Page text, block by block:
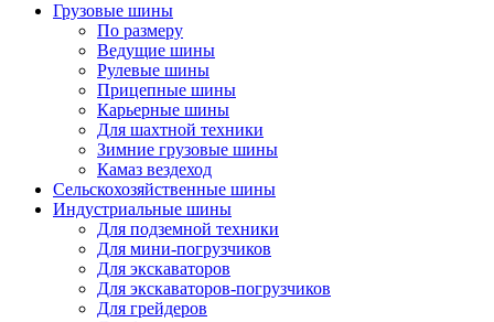
Грузовые шины
По размеру
Ведущие шины
Рулевые шины
Прицепные шины
Карьерные шины
Для шахтной техники
Зимние грузовые шины
Камаз вездеход
Сельскохозяйственные шины
Индустриальные шины
Для подземной техники
Для мини-погрузчиков
Для экскаваторов
Для экскаваторов-погрузчиков
Для грейдеров